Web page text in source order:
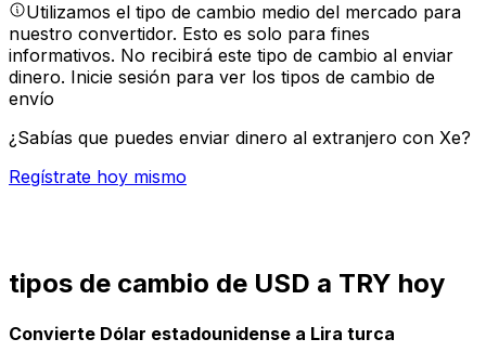
Utilizamos el tipo de cambio medio del mercado para
nuestro convertidor. Esto es solo para fines
informativos. No recibirá este tipo de cambio al enviar
dinero. Inicie sesión para ver los tipos de cambio de
envío
¿Sabías que puedes enviar dinero al extranjero con Xe?
Regístrate hoy mismo
tipos de cambio de USD a TRY hoy
Convierte Dólar estadounidense a Lira turca